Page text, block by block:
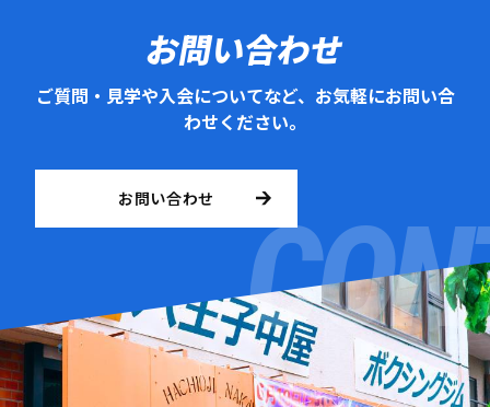
お問い合わせ
ご質問・見学や入会についてなど、お気軽にお問い合
わせください。
お問い合わせ